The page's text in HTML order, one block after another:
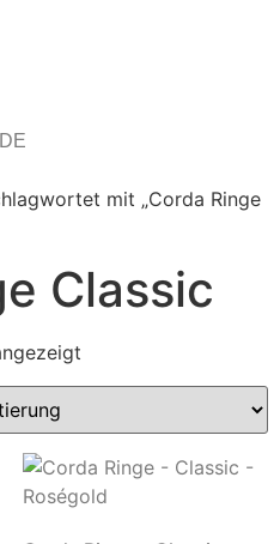
DE
IT
mit „Corda Ringe
Classic